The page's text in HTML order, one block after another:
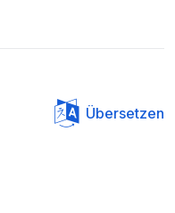
Übersetzen